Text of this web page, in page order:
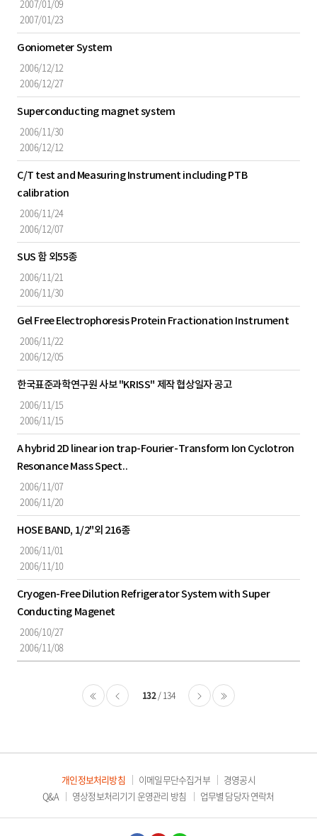
공
고
록
공
고
번
호,
제
목,
공
고
일,
입
찰
일
로
구
성
2007/01/09
2007/01/23
Goniometer System
2006/12/12
2006/12/27
Superconducting magnet system
2006/11/30
2006/12/12
C/T test and Measuring Instrument including PTB
calibration
2006/11/24
2006/12/07
SUS 함 외55종
2006/11/21
2006/11/30
Gel Free Electrophoresis Protein Fractionation Instrument
2006/11/22
2006/12/05
한국표준과학연구원 사보 "KRISS" 제작 협상일자 공고
2006/11/15
2006/11/15
A hybrid 2D linear ion trap-Fourier-Transform Ion Cyclotron
Resonance Mass Spect..
2006/11/07
2006/11/20
HOSE BAND, 1/2"외 216종
2006/11/01
2006/11/10
Cryogen-Free Dilution Refrigerator System with Super
Conducting Magenet
2006/10/27
2006/11/08
132 134
개인정보처리방침 이메일무단수집거부
경영공시
Q&A
영상정보처리기기 운영관리 방침 업무별 담당자 연락처